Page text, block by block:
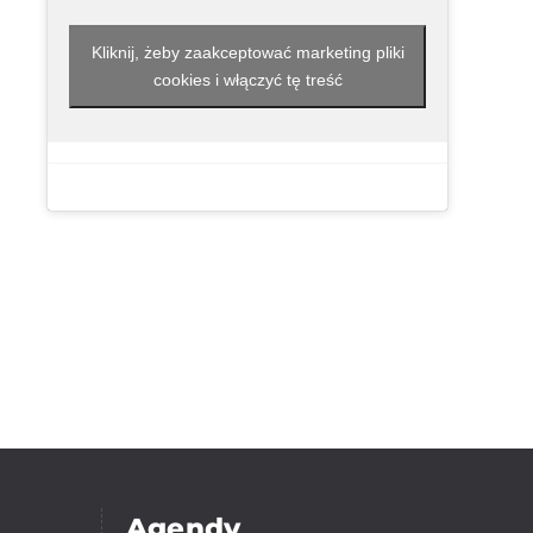
Kliknij, żeby zaakceptować marketing pliki
cookies i włączyć tę treść